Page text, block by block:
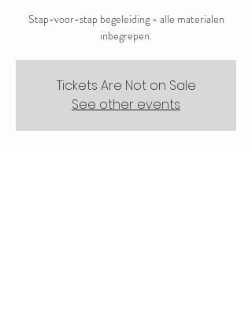
Stap-voor-stap begeleiding - alle materialen
inbegrepen.
Tickets Are Not on Sale
See other events